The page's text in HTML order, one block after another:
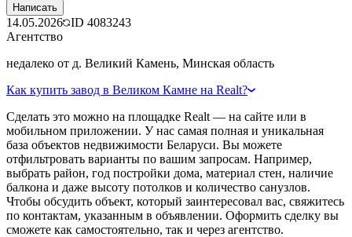
Написать
14.05.2026 ID 4083243
Агентство
недалеко от д. Великий Камень, Минская область
Как купить завод в Великом Камне на Realt?
Сделать это можно на площадке Realt — на сайте или в
мобильном приложении. У нас самая полная и уникальная
база объектов недвижимости Беларуси. Вы можете
отфильтровать варианты по вашим запросам. Например,
выбрать район, год постройки дома, материал стен, наличие
балкона и даже высоту потолков и количество санузлов.
Чтобы обсудить объект, который заинтересовал вас, свяжитесь
по контактам, указанным в объявлении. Оформить сделку вы
сможете как самостоятельно, так и через агентство.